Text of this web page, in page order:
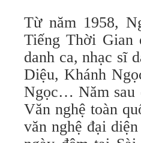
Từ năm 1958,
Tiếng Thời Gian
danh ca, nhạc sĩ
Diệu, Khánh
Ngọc… Năm sau
Văn nghệ toàn
văn nghệ đại